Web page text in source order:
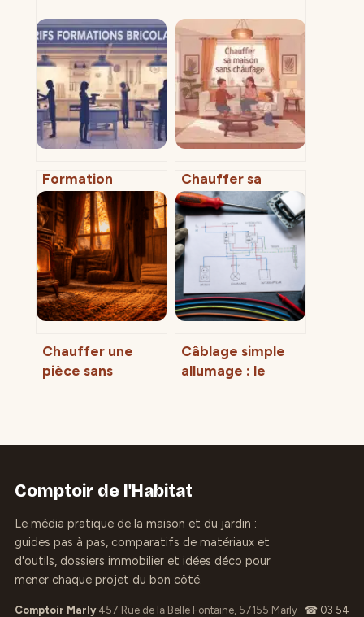
Formation
bricolage au Lab
du Bricoleur :
tarifs, formules
et rentabilité
Chauffer sa
maison sans
chauffage : 5
réflexes pour
isoler vos
fenêtres et
conserver la
chaleur
Chauffer une
pièce sans
réflexes de survie
Câblage simple
allumage : le
toute sécurité
Comptoir de l'Habitat
Le média pratique de la maison et du jardin :
guides pas à pas, comparatifs de matériaux et
d'outils, dossiers immobilier et idées déco pour
mener chaque projet du bon côté.
Comptoir Marly 457 Rue de la Belle Fontaine, 57155 Marly · ☎ 03 54